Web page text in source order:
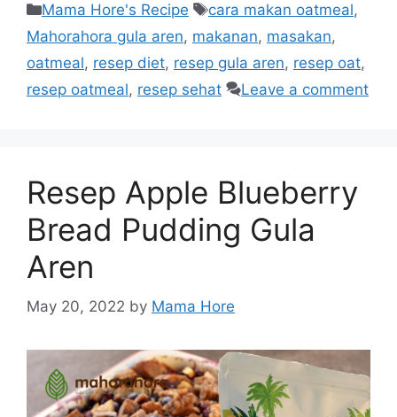
Mama Hore's Recipe cara makan oatmeal,
Mahorahora gula aren, makanan, masakan,
oatmeal, resep diet, resep gula aren, resep oat,
resep oatmeal, resep sehat Leave a comment
Resep Apple Blueberry
Bread Pudding Gula
Aren
May 20, 2022 by Mama Hore